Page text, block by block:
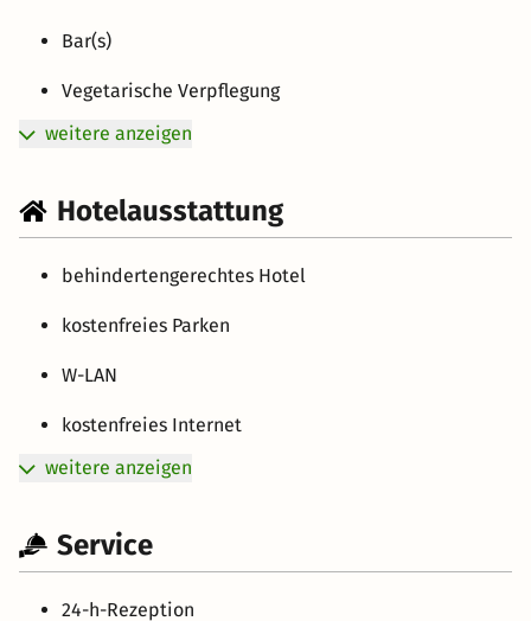
Bar(s)
Vegetarische Verpflegung
weitere anzeigen
Hotelausstattung
behindertengerechtes Hotel
kostenfreies Parken
W-LAN
kostenfreies Internet
weitere anzeigen
Service
24-h-Rezeption